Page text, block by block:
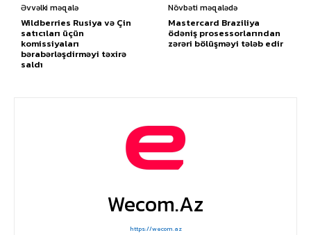
Əvvəlki məqalə
Wildberries Rusiya və Çin
satıcıları üçün
komissiyaları
bərabərləşdirməyi təxirə
saldı
Növbəti məqalədə
Mastercard Braziliya
ödəniş prosessorlarından
zərəri bölüşməyi tələb edir
Wecom.az
https://wecom.az